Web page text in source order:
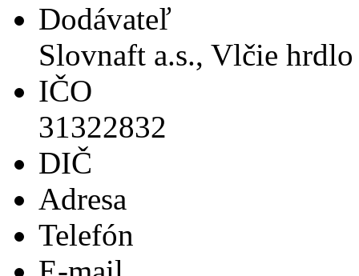
Dodávateľ
Slovnaft a.s., Vlčie
IČO
31322832
DIČ
Adresa
Telefón